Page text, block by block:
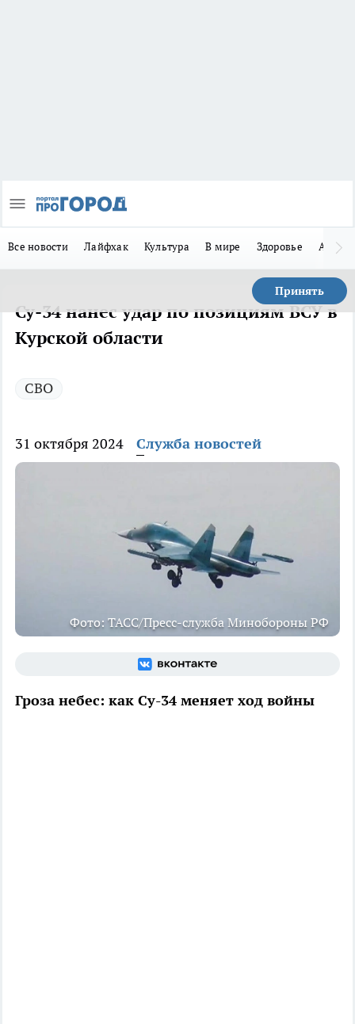
Все новости Лайфхак Культура В мире Здоровье Авто
Принять
Су-34 нанес удар по позициям ВСУ в
Курской области
СВО
31 октября 2024 Служба новостей
Фото: ТАСС/Пресс-служба Минобороны РФ
Гроза небес: как Су-34 меняет ход войны